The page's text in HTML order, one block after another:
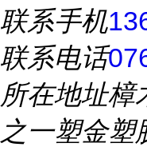
联系手机
联系电话
所在地址樟
之一塑金塑